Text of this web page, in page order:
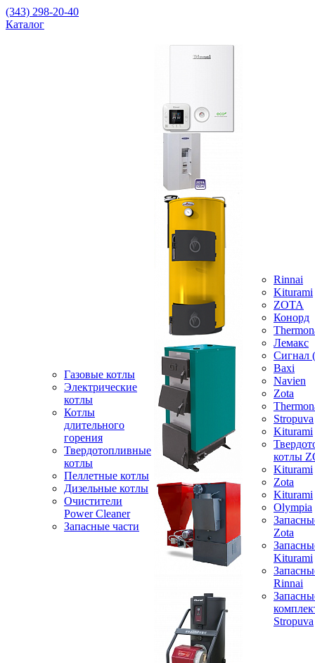
(343) 298-20-40
Каталог
Газовые котлы
Электрические
котлы
Котлы
длительного
горения
Твердотопливные
котлы
Пеллетные котлы
Дизельные котлы
Очистители
Power Cleaner
Запасные части
Rinnai
Kiturami
ZOTA
Конорд
Лемакс
Baxi
Navien
Zota
Stropuva
Kiturami
котлы
Kiturami
Zota
Kiturami
Olympia
Zota
Kiturami
Rinnai
Stropuva